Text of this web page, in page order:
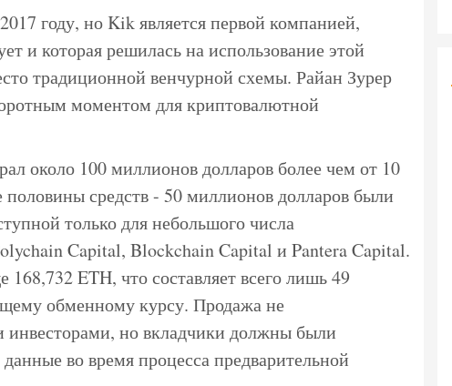
году, но Kik является первой компанией,
и которая решилась на использование этой
традиционной венчурной схемы. Райан Зурер
моментом для криптовалютной
около 100 миллионов долларов более чем от 10
половины средств - 50 миллионов долларов были
только для небольшого числа
Capital, Blockchain Capital и Pantera Capital.
ETH, что составляет всего лишь 49
обменному курсу. Продажа не
инвесторами, но вкладчики должны были
во время процесса предварительной